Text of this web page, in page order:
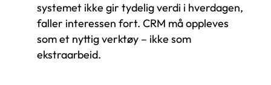
systemet ikke gir tydelig verdi i hverdagen,
faller interessen fort. CRM må oppleves
som et nyttig verktøy – ikke som
ekstraarbeid.